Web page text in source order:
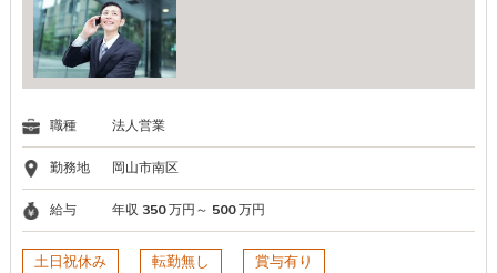
職種 法人営業
勤務地 岡山市南区
給与 年収 350 万円～ 500 万円
土日祝休み 転勤無し 賞与有り